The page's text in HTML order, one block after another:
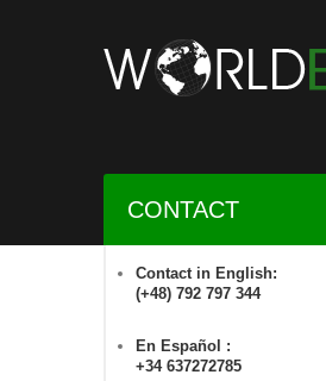
CONTACT
Contact in English:
(+48) 792 797 344
En Español :
+34 637272785